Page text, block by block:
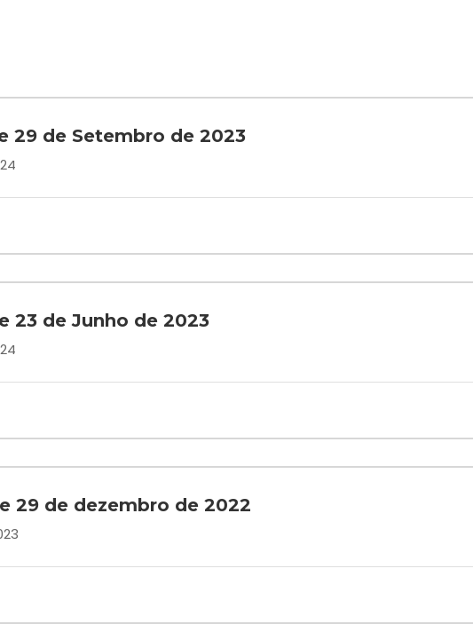
29 de Setembro de 2023
23 de Junho de 2023
29 de dezembro de 2022